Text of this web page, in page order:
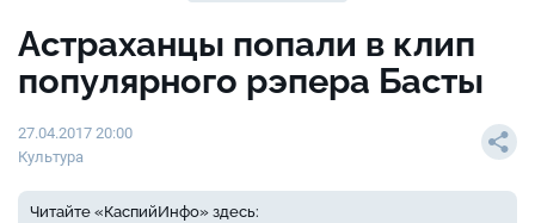
Астраханцы попали в клип
популярного рэпера Басты
27.04.2017 20:00
Культура
Читайте «КаспийИнфо» здесь: